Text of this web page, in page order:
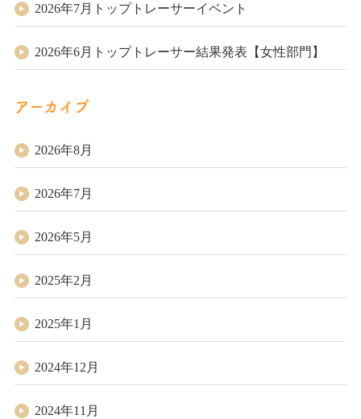
2026年7月トップトレーサーイベント
2026年6月トップトレーサー結果発表【女性部門】
アーカイブ
2026年8月
2026年7月
2026年5月
2025年2月
2025年1月
2024年12月
2024年11月